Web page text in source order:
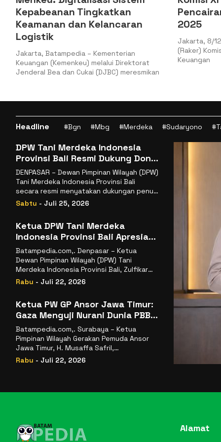
Pencairan PMN pada APBN
2025
Jakarta, 8/12/2025 Kemenkeu – Rapat Kerja
(Raker) Komisi XI DPR RI dengan Menteri
Keuangan
Headline #Bgn #Mbg #Merdeka #Sudaryono
DPW Tani Merdeka Indonesia
Provinsi Bali Resmi Dukung Don
Muzakir Mengisi Jabatan Wakil
Menteri Pertanian RI
DENPASAR – Dewan Pimpinan Wilayah (DPW)
Tani Merdeka Indonesia Provinsi Bali
secara resmi menyatakan dukungan penuh
kepada Ketua Umum
Sabtu - Juli 25, 2026
Ketua DPW Tani Merdeka
Indonesia Provinsi Bali Apresiasi
Penunjukan Dr. Sudaryono
sebagai Kepala Badan Gizi
Nasional
Batampedia.com,. Denpasar – Ketua
Dewan Pimpinan Wilayah (DPW) Tani
Merdeka Indonesia Provinsi Bali, Zulfikar
Wijaya, S.E., menyampaikan ucapan
Rabu - Juli 22, 2026
Ketua PW GP Ansor Jawa Timur:
Gaza Menguji Nurani Dunia PBB
Harus Reformasi Total atau
Kehilangan Legitimasi
Batampedia.com,. Surabaya – Ketua
Pimpinan Wilayah Gerakan Pemuda Ansor
Jawa Timur, H. Musaffa Safril,
menyampaikan keprihatinan mendalam
Rabu - Juli 22, 2026
Alamat